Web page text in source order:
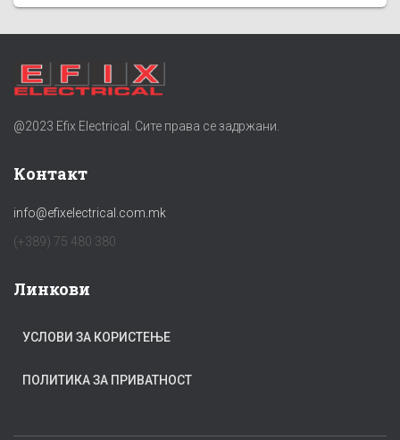
@2023 Efix Electrical. Сите права се задржани.
Контакт
info@efixelectrical.com.mk
(+389) 75 480 380
Линкови
УСЛОВИ ЗА КОРИСТЕЊЕ
ПОЛИТИКА ЗА ПРИВАТНОСТ